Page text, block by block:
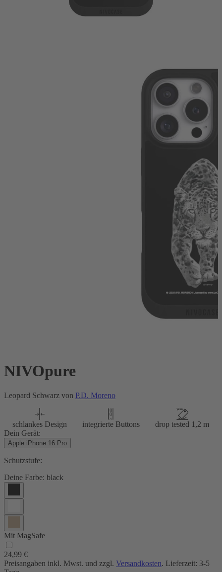
NIVOpure
Leopard Schwarz von P.D. Moreno
schlankes Design integrierte Buttons
drop tested 1,2 m
Dein Gerät:
Apple iPhone 16 Pro
Schutzstufe:
Deine Farbe: black
Mit MagSafe
24,99 €
Preisangaben inkl. Mwst. und zzgl. Versandkosten. Lieferzeit: 3-5